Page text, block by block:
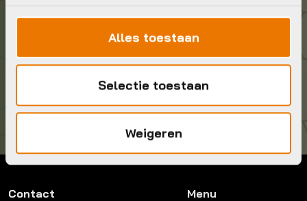
Alles toestaan
Selectie toestaan
Weigeren
Kom langs!
Brouwerstraat 8B
1315 BP Almere
Contact Menu